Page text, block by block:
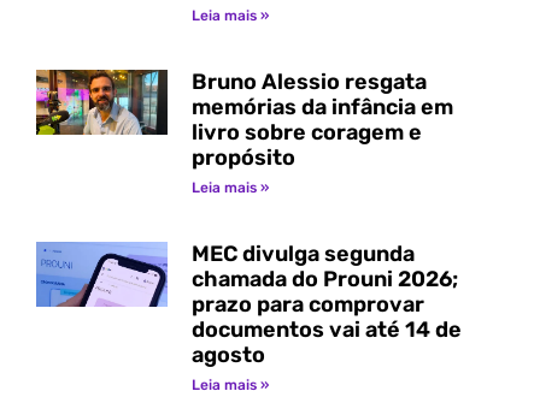
Leia mais »
Bruno Alessio resgata
memórias da infância em
livro sobre coragem e
propósito
Leia mais »
MEC divulga segunda
chamada do Prouni 2026;
prazo para comprovar
documentos vai até 14 de
agosto
Leia mais »